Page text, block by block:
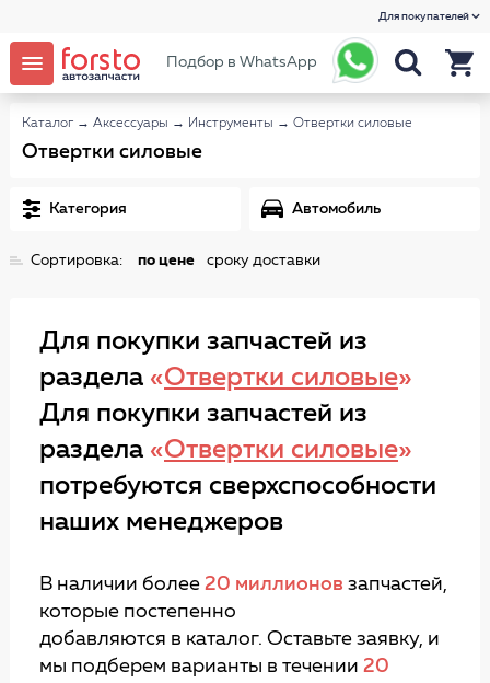
Для покупателей
Подбор в WhatsApp
Каталог → Аксессуары → Инструменты → Отвертки силовые
Отвертки силовые
Категория Автомобиль
Сортировка: по цене сроку доставки
Для покупки запчастей из
раздела «Отвертки силовые»
Для покупки запчастей из
раздела «Отвертки силовые»
потребуются сверхспособности
наших менеджеров
В наличии более 20 миллионов запчастей,
которые постепенно
добавляются в каталог. Оставьте заявку, и
мы подберем варианты в течении 20